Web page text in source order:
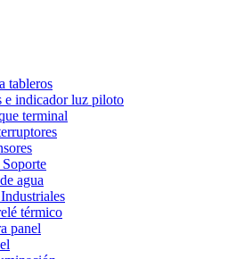
tableros
e indicador luz piloto
terminal
agua
térmico
panel